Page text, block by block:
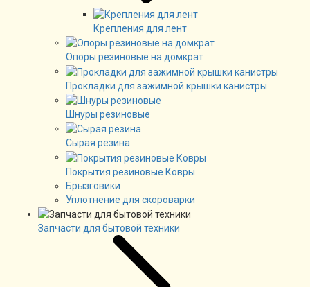
Крепления для лент
Опоры резиновые на домкрат
Прокладки для зажимной крышки канистры
Шнуры резиновые
Сырая резина
Покрытия резиновые Ковры
Брызговики
Уплотнение для скороварки
Запчасти для бытовой техники